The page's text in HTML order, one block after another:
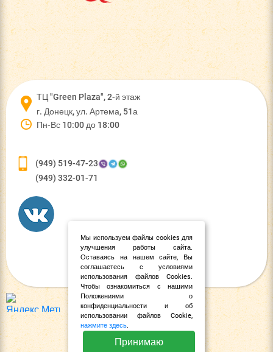
ТЦ "Green Plaza", 2-й этаж
г. Донецк, ул. Артема, 51а
Пн-Вс 10:00 до 18:00
(949) 519-47-23
(949) 332-01-71
Мы используем файлы cookies для
улучшения работы сайта.
Оставаясь на нашем сайте, Вы
соглашаетесь с условиями
использования файлов Cookies.
Чтобы ознакомиться с нашими
Положениями о
конфиденциальности и об
использовании файлов Cookie,
нажмите здесь.
Принимаю